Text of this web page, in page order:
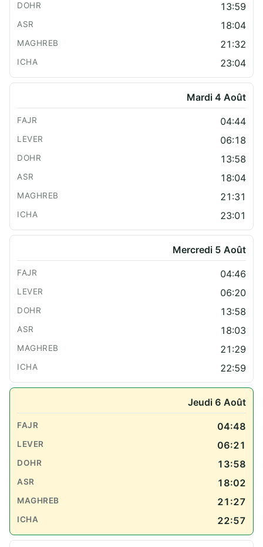
13:59
18:04
21:32
23:04
Mardi 4 Août
04:44
06:18
13:58
18:04
21:31
23:01
Mercredi 5 Août
04:46
06:20
13:58
18:03
21:29
22:59
Jeudi 6 Août
04:48
06:21
13:58
18:02
21:27
22:57